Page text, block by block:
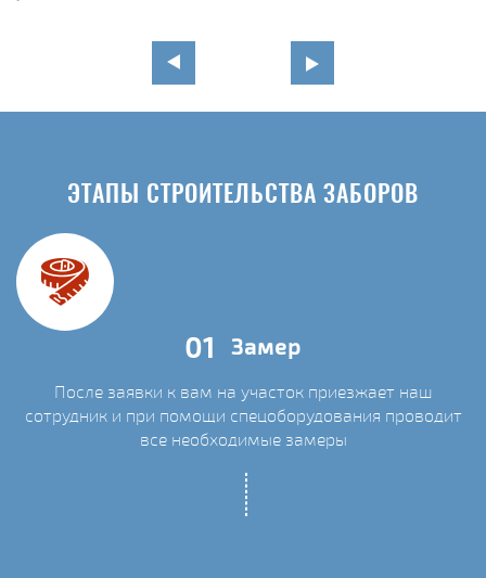
ЭТАПЫ СТРОИТЕЛЬСТВА ЗАБОРОВ
01 Замер
После заявки к вам на участок приезжает наш
сотрудник и при помощи спецоборудования проводит
все необходимые замеры